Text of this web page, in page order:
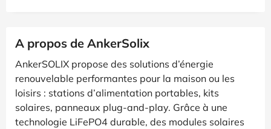
A propos de AnkerSolix
AnkerSOLIX propose des solutions d’énergie
renouvelable performantes pour la maison ou les
loisirs : stations d’alimentation portables, kits
solaires, panneaux plug-and-play. Grâce à une
technologie LiFePO4 durable, des modules solaires